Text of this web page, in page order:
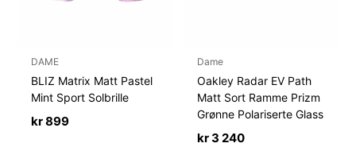
DAME
BLIZ Matrix Matt Pastel
Mint Sport Solbrille
kr899
Dame
Oakley Radar EV Path
Matt Sort Ramme Prizm
Grønne Polariserte Glass
kr3 240